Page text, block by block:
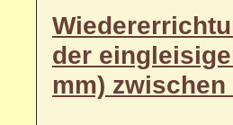
der
mm)